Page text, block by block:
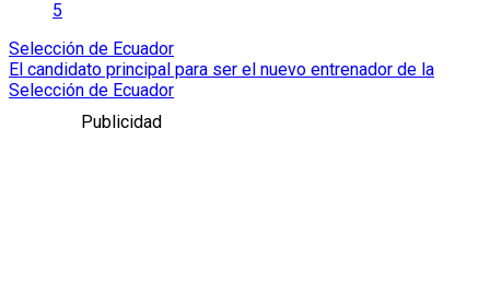
5
Selección de Ecuador
El candidato principal para ser el nuevo entrenador de la
Selección de Ecuador
Publicidad